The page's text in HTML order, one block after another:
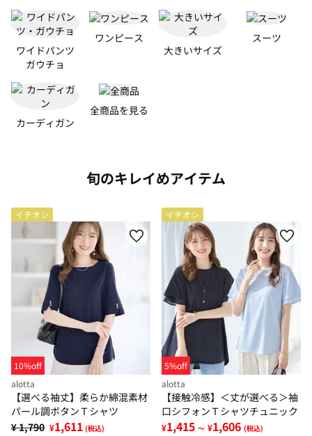
ワイドパンツ
ガウチョ
ワンピース
大きいサイズ
スーツ
カーディガン
全商品を見る
旬のキレイめアイテム
イチオシ
10%off
alotta
【選べる袖丈】柔らか綿混素材
パール調ボタンＴシャツ
¥ 1,790 ¥1,611 (税込)
イチオシ
5%off
alotta
【接触冷感】＜丈が選べる＞袖
口シフォンＴシャツチュニック
¥1,415 ～ ¥1,606 (税込)